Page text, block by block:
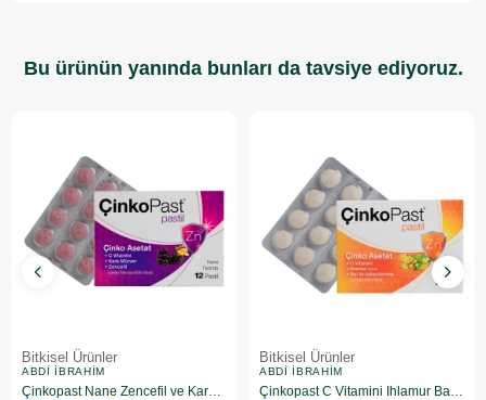
Bu ürünün yanında bunları da tavsiye ediyoruz.
Bitkisel Ürünler
ABDI İBRAHIM
Çinkopast Nane Zencefil ve Kara Mürverli 12'li Pastil
Bitkisel Ürünler
ABDI İBRAHIM
Çinkopast C Vitamini Ihlamur Bal Pastil 12'li